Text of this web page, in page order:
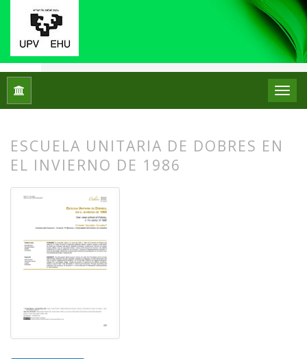
Inicio Núm. 31 (2024): Monográfico: Didáctica
ESCUELA UNITARIA DE DOBRES EN
EL INVIERNO DE 1986